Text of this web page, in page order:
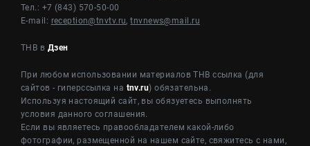
Тел.: +7 (843) 570-50-00
E-mail: reception@tnvtv.ru,tnvnews@mail.ru
ТНВ в Дзен
При любом использовании материалов ТНВ ссылка (для
сайтов - гиперссылка на tnv.ru) обязательна.
Используя настоящий сайт, вы обязуетесь выполнять
условия данного соглашения.
Если вы являетесь правообладателем какой-либо
фотографии, размещенной на нашем сайте, свяжитесь с нами,